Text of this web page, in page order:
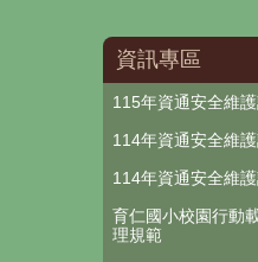
資訊專區
115年資通安全維
114年資通安全維
114年資通安全維
育仁國小校園行動
理規範